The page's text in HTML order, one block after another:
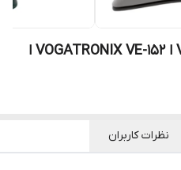
اتو بخار دستی ووگاتی VE-152 ا VOGATRONIX VE-152 ا
نظرات کاربران